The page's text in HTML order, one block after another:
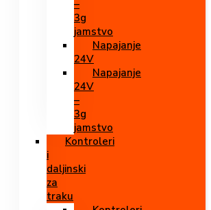
–
3g
jamstvo
Napajanje
24V
Napajanje
24V
–
3g
jamstvo
Kontroleri
i
daljinski
za
traku